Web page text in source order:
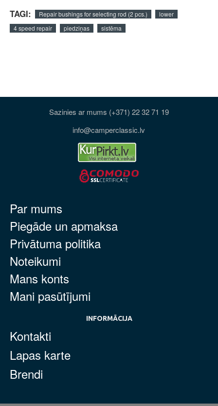
TAGI: Repair bushings for selecting rod (2 pcs.)
lower
4 speed repair
piedziņas sistēma
Sazinies ar mums (+371) 22 32 71 19
info@camperclassic.lv
Par mums
Piegāde un apmaksa
Privātuma politika
Noteikumi
Mans konts
Mani pasūtījumi
INFORMĀCIJA
Kontakti
Lapas karte
Brendi